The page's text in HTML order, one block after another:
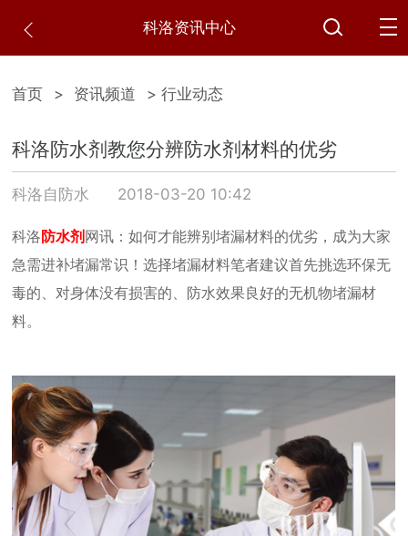
科洛资讯中心
首页 > 资讯频道 > 行业动态
科洛防水剂教您分辨防水剂材料的优劣
科洛自防水 2018-03-20 10:42
科洛 防水剂 网讯：如何才能辨别堵漏材料的优劣，成为大家
急需进补堵漏常识！选择堵漏材料笔者建议首先挑选环保无
毒的、对身体没有损害的、防水效果良好的无机物堵漏材
料。